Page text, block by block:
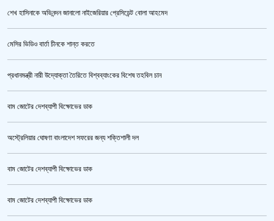
ভারতকে ভয় পেয়েই কি ফেলানী ও মোদিবিরোধী আন্দোলনের ছবি সরানো হয়েছে?’
শেখ হাসিনাকে অভিনন্দন জানালো নাইজেরিয়ার প্রেসিডেন্ট বোলা আহমেদ
মেসির ভিডিও বার্তা চীনকে শান্ত করতে
প্রধানমন্ত্রী নারী উদ্যোক্তা তৈরিতে বিশ্বব্যাংকের বিশেষ তহবিল চান
বাম জোটের দেশব্যাপী বিক্ষোভের ডাক
অস্ট্রেলিয়ার ঘোষণা বাংলাদেশ সফরের জন্য শক্তিশালী দল
বাম জোটের দেশব্যাপী বিক্ষোভের ডাক
বাম জোটের দেশব্যাপী বিক্ষোভের ডাক